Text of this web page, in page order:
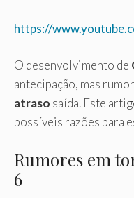
https://
O desenvolvimento de
antecipação, mas
atraso saída. Este
possíveis razões para
Rumores em
6